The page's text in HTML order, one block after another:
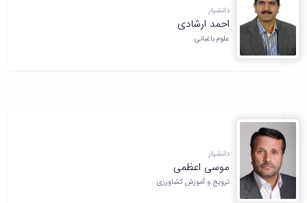
دانشیار
احمد ارشادی
علوم باغبانی
دانشیار
موسی اعظمی
ترویج و آموزش کشاورزی